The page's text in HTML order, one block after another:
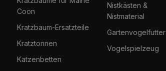
Coon
Kratzbaum-Ersatzteile
Kratztonnen
Katzenbetten
Nistkästen &
Nistmaterial
Gartenvogelfutter
Vogelspielzeug